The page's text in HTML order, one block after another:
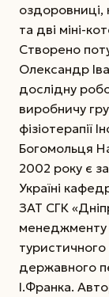
оздоровниці,
та дві міні-
Створено
Олександр
дослідну
виробничу
фізіотерапії
Богомольця
2002 року є
Україні
ЗАТ СГК
менеджменту
державного
І.Франка.